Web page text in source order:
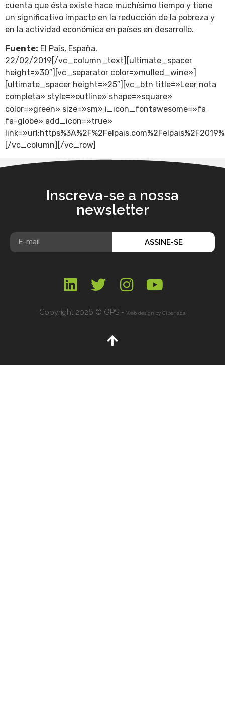
cuenta que ésta existe hace muchísimo tiempo y tiene
un significativo impacto en la reducción de la pobreza y
en la actividad económica en países en desarrollo.
Fuente: El País, España,
22/02/2019[/vc_column_text][ultimate_spacer
height=»30″][vc_separator color=»mulled_wine»]
[ultimate_spacer height=»25″][vc_btn title=»Leer nota
completa» style=»outline» shape=»square»
color=»green» size=»sm» i_icon_fontawesome=»fa
fa-globe» add_icon=»true»
[/vc_column][/vc_row]
Inscreva-se a nossa
newsletter
ASSINE-SE
Copyright 2026 © GPS - Web design by Ciberiada